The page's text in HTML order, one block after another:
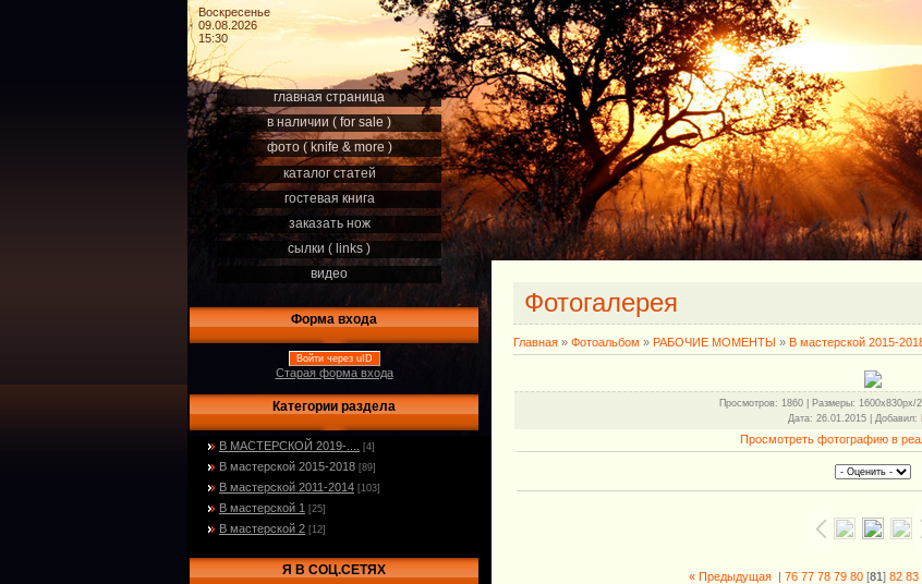
Воскресенье
09.08.2026
15:30
главная страница
в наличии ( for sale )
фото ( knife & more )
каталог статей
гостевая книга
заказать нож
сылки ( links )
видео
Форма входа
Войти через uID
Старая форма входа
Категории раздела
В МАСТЕРСКОЙ 2019-.... [4]
В мастерской 2015-2018 [89]
В мастерской 2011-2014 [103]
В мастерской 1 [25]
В мастерской 2 [12]
Я В СОЦ.СЕТЯХ
Фотогалерея
Главная » Фотоальбом » РАБОЧИЕ МОМЕНТЫ » В мастерской 2015-
Просмотров: 1860 | Размеры: 1600x830px/
Дата: 26.01.2015 | Добавил:
Просмотреть фотографию в
« Предыдущая | 76 77 78 79 80 [81] 82 83